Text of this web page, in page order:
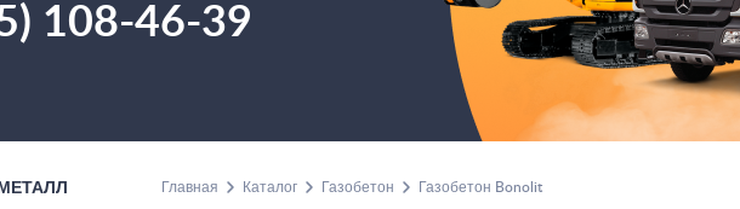
108-46-39
Главная Каталог Газобетон Газобетон Bonolit